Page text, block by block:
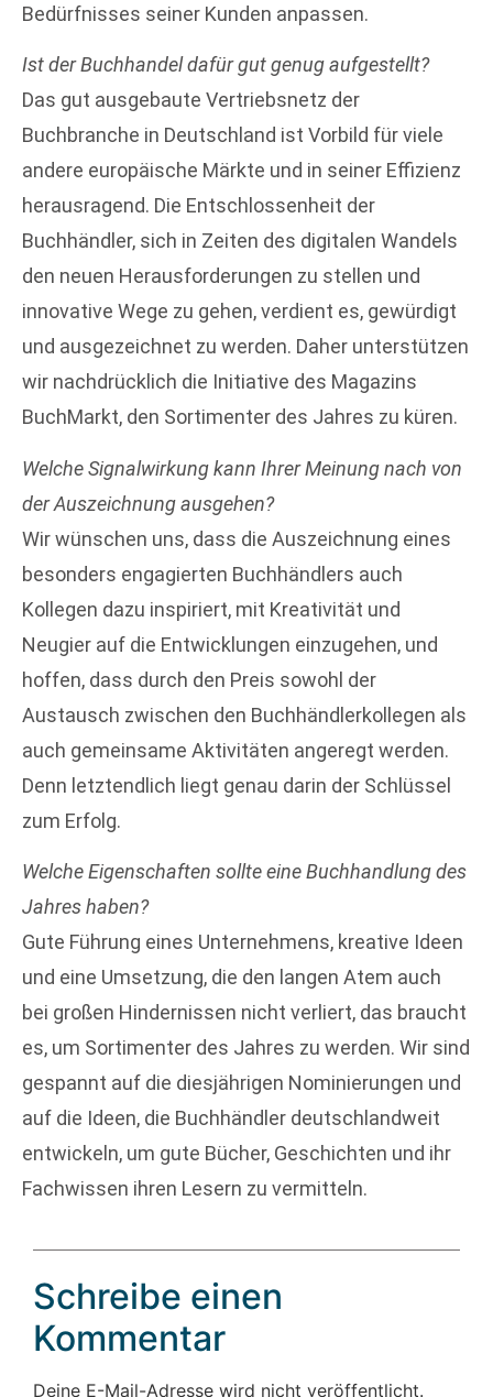
Bedürfnisses seiner Kunden anpassen.
Ist der Buchhandel dafür gut genug aufgestellt?
Das gut ausgebaute Vertriebsnetz der
Buchbranche in Deutschland ist Vorbild für viele
andere europäische Märkte und in seiner Effizienz
herausragend. Die Entschlossenheit der
Buchhändler, sich in Zeiten des digitalen Wandels
den neuen Herausforderungen zu stellen und
innovative Wege zu gehen, verdient es, gewürdigt
und ausgezeichnet zu werden. Daher unterstützen
wir nachdrücklich die Initiative des Magazins
BuchMarkt, den Sortimenter des Jahres zu küren.
Welche Signalwirkung kann Ihrer Meinung nach von
der Auszeichnung ausgehen?
Wir wünschen uns, dass die Auszeichnung eines
besonders engagierten Buchhändlers auch
Kollegen dazu inspiriert, mit Kreativität und
Neugier auf die Entwicklungen einzugehen, und
hoffen, dass durch den Preis sowohl der
Austausch zwischen den Buchhändlerkollegen als
auch gemeinsame Aktivitäten angeregt werden.
Denn letztendlich liegt genau darin der Schlüssel
zum Erfolg.
Welche Eigenschaften sollte eine Buchhandlung des
Jahres haben?
Gute Führung eines Unternehmens, kreative Ideen
und eine Umsetzung, die den langen Atem auch
bei großen Hindernissen nicht verliert, das braucht
es, um Sortimenter des Jahres zu werden. Wir sind
gespannt auf die diesjährigen Nominierungen und
auf die Ideen, die Buchhändler deutschlandweit
entwickeln, um gute Bücher, Geschichten und ihr
Fachwissen ihren Lesern zu vermitteln.
Schreibe einen
Kommentar
Deine E-Mail-Adresse wird nicht veröffentlicht.